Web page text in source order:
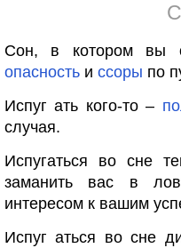
Сон, в котором вы
опасность и ссоры по
Испуг ать кого-то –
случая.
Испугаться во сне
заманить вас в
интересом к вашим
Испуг аться во сне